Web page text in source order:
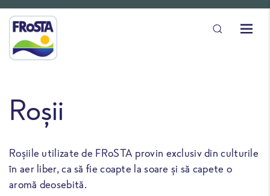
Roșii
Roșiile utilizate de FRoSTA provin exclusiv din culturile
în aer liber, ca să fie coapte la soare și să capete o
aromă deosebită.